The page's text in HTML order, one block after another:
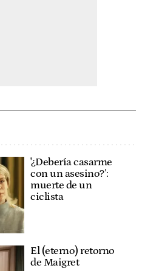
'¿Debería casarme
con un asesino?':
muerte de un
ciclista
El (eterno) retorno
de Maigret